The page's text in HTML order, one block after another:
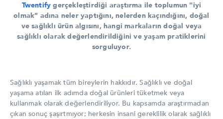
Twentify gerçekleştirdiği araştırma ile toplumun "iyi
olmak” adına neler yaptığını, nelerden kaçındığını, doğal
ve sağlıklı ürün algısını, hangi markaların doğal veya
sağlıklı olarak değerlendirildiğini ve yaşam pratiklerini
sorguluyor.
Sağlıklı yaşamak tüm bireylerin hakkıdır. Sağlıklı ve doğal
yaşama atılan ilk adımda doğal ürünleri tüketmek veya
kullanmak olarak değerlendiriliyor. Bu kapsamda araştırmadan
çıkan sonuç şaşırtmıyor; herkesin insani gereklilik olarak sağlıklı